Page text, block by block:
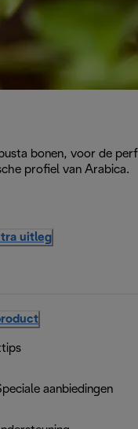
bonen, voor de
profiel van Arabica.
uitleg
aanbiedingen